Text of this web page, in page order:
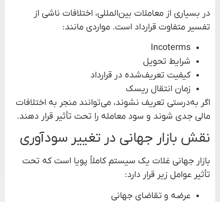
در بسیاری از معاملات بین‌المللی، اختلافات ناشی از
تفسیر متفاوت قرارداد است. مواردی مانند:
Incoterms
شرایط تحویل
کیفیت تعریف‌شده در قرارداد
زمان انتقال ریسک
اگر به‌درستی تعریف نشوند، می‌توانند منجر به اختلافات
مالی جدی شوند و سود معامله را تحت تأثیر قرار دهند.
نقش بازار جهانی در تغییر سودآوری
بازار جهانی غلات یک سیستم کاملاً پویا است که تحت
تأثیر عوامل زیر قرار دارد:
عرضه و تقاضای جهانی